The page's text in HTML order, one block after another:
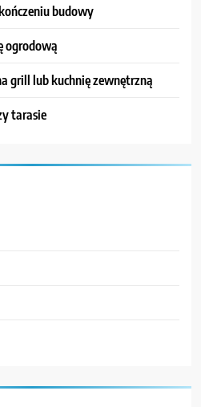
budowy
ogrodową
grill lub kuchnię zewnętrzną
tarasie